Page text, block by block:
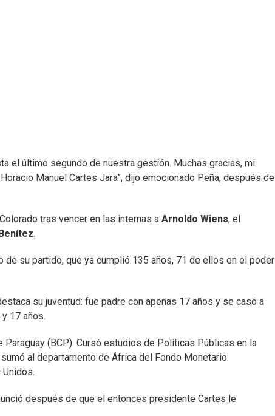
el último segundo de nuestra gestión. Muchas gracias, mi
Manuel Cartes Jara”, dijo emocionado Peña, después de
tras vencer en las internas a Arnoldo Wiens, el
.
su partido, que ya cumplió 135 años, 71 de ellos en el poder
su juventud: fue padre con apenas 17 años y se casó a
17 años.
(BCP). Cursó estudios de Políticas Públicas en la
al departamento de África del Fondo Monetario
después de que el entonces presidente Cartes le